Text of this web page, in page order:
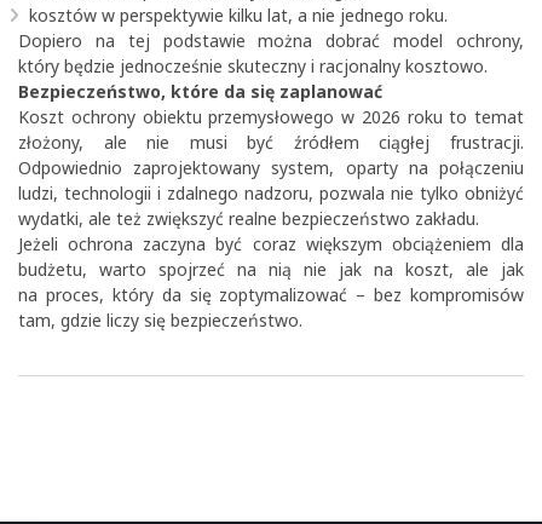
kosztów w perspektywie kilku lat, a nie jednego roku.
Dopiero na tej podstawie można dobrać model ochrony,
który będzie jednocześnie skuteczny i racjonalny kosztowo.
Bezpieczeństwo, które da się zaplanować
Koszt ochrony obiektu przemysłowego w 2026 roku to temat
złożony, ale nie musi być źródłem ciągłej frustracji.
Odpowiednio zaprojektowany system, oparty na połączeniu
ludzi, technologii i zdalnego nadzoru, pozwala nie tylko obniżyć
wydatki, ale też zwiększyć realne bezpieczeństwo zakładu.
Jeżeli ochrona zaczyna być coraz większym obciążeniem dla
budżetu, warto spojrzeć na nią nie jak na koszt, ale jak
na proces, który da się zoptymalizować – bez kompromisów
tam, gdzie liczy się bezpieczeństwo.